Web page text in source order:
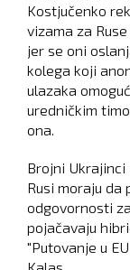
Kostjučenko
vizama za
jer se oni
kolega koji
ulazaka
uredničkim
ona.
Brojni
Rusi moraju
odgovornosti
pojačavaju
"Putovanje u